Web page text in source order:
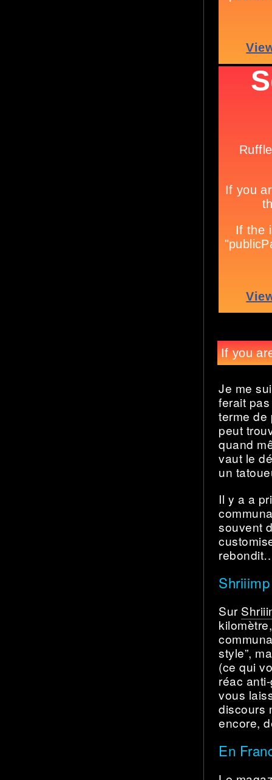
Je me
ferait
terme de
peut
quand
vaut le
un
Il y a a
souvent
Shriiimp
Sur
style”,
(ce qui
réac
vous
discours
encore,
En